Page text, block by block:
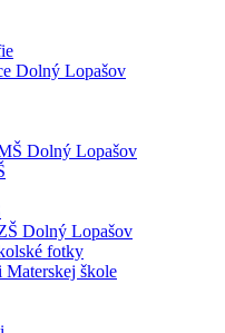
Dolný Lopašov
Dolný Lopašov
Dolný Lopašov
fotky
Materskej škole